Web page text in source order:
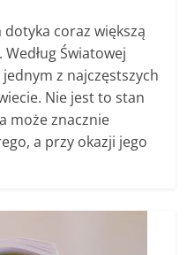
coraz większą
Światowej
z najczęstszych
Nie jest to stan
może znacznie
a przy okazji jego